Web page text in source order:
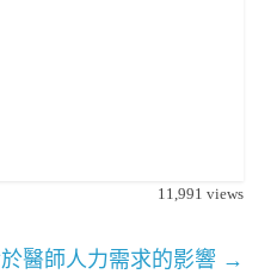
11,991 views
醫師人力需求的影響 →